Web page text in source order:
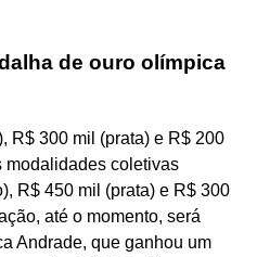
de ouro olímpica
R$ 300 mil (prata) e R$ 200
modalidades coletivas
R$ 450 mil (prata) e R$ 300
até o momento, será
Andrade, que ganhou um